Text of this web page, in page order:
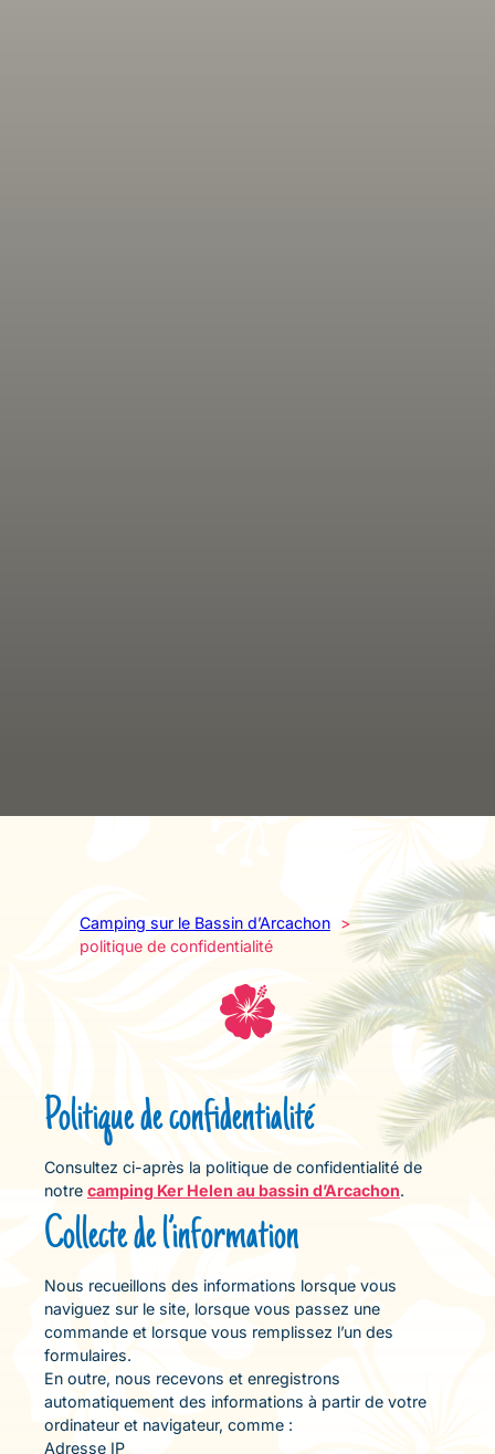
Camping sur le Bassin d’Arcachon
politique de confidentialité
Politique de confidentialité
Consultez ci-après la politique de confidentialité de
notre camping Ker Helen au bassin d’Arcachon.
Collecte de l’information
Nous recueillons des informations lorsque vous
naviguez sur le site, lorsque vous passez une
commande et lorsque vous remplissez l’un des
formulaires.
En outre, nous recevons et enregistrons
automatiquement des informations à partir de votre
ordinateur et navigateur, comme :
Adresse IP